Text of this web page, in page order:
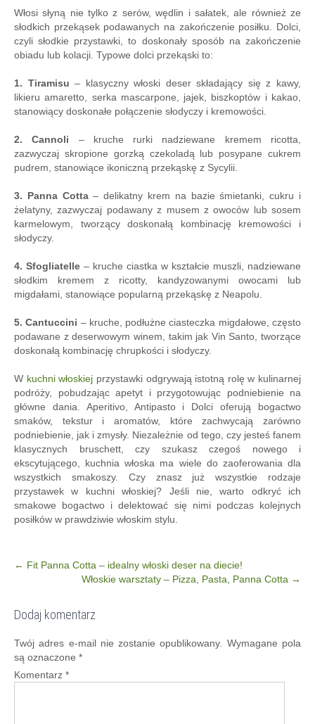
Włosi słyną nie tylko z serów, wędlin i sałatek, ale również ze
słodkich przekąsek podawanych na zakończenie posiłku. Dolci,
czyli słodkie przystawki, to doskonały sposób na zakończenie
obiadu lub kolacji. Typowe dolci przekąski to:
1. Tiramisu – klasyczny włoski deser składający się z kawy,
likieru amaretto, serka mascarpone, jajek, biszkoptów i kakao,
stanowiący doskonałe połączenie słodyczy i kremowości.
2. Cannoli – kruche rurki nadziewane kremem ricotta,
zazwyczaj skropione gorzką czekoladą lub posypane cukrem
pudrem, stanowiące ikoniczną przekąskę z Sycylii.
3. Panna Cotta– delikatny krem na bazie śmietanki, cukru i
żelatyny, zazwyczaj podawany z musem z owoców lub sosem
karmelowym, tworzący doskonałą kombinację kremowości i
słodyczy.
4. Sfogliatelle – kruche ciastka w kształcie muszli, nadziewane
słodkim kremem z ricotty, kandyzowanymi owocami lub
migdałami, stanowiące popularną przekąskę z Neapolu.
5. Cantuccini – kruche, podłużne ciasteczka migdałowe, często
podawane z deserwowym winem, takim jak Vin Santo, tworzące
doskonałą kombinację chrupkości i słodyczy.
W kuchni włoskiej przystawki odgrywają istotną rolę w kulinarnej
podróży, pobudzając apetyt i przygotowując podniebienie na
główne dania. Aperitivo, Antipasto i Dolci oferują bogactwo
smaków, tekstur i aromatów, które zachwycają zarówno
podniebienie, jak i zmysły. Niezależnie od tego, czy jesteś fanem
klasycznych bruschett, czy szukasz czegoś nowego i
ekscytującego, kuchnia włoska ma wiele do zaoferowania dla
wszystkich smakoszy. Czy znasz już wszystkie rodzaje
przystawek w kuchni włoskiej? Jeśli nie, warto odkryć ich
smakowe bogactwo i delektować się nimi podczas kolejnych
posiłków w prawdziwie włoskim stylu.
Post
← Fit Panna Cotta – idealny włoski deser na diecie!
Włoskie warsztaty – Pizza, Pasta, Panna Cotta →
Dodaj komentarz
Twój adres e-mail nie zostanie opublikowany. Wymagane pola
są oznaczone *
Komentarz *